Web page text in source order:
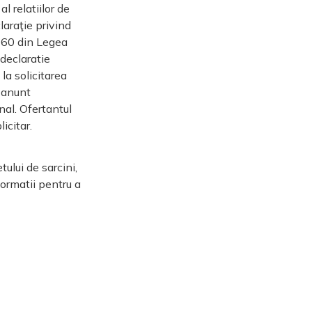
relatiilor de
privind
din Legea
solicitarea
Ofertantul
de sarcini,
pentru a